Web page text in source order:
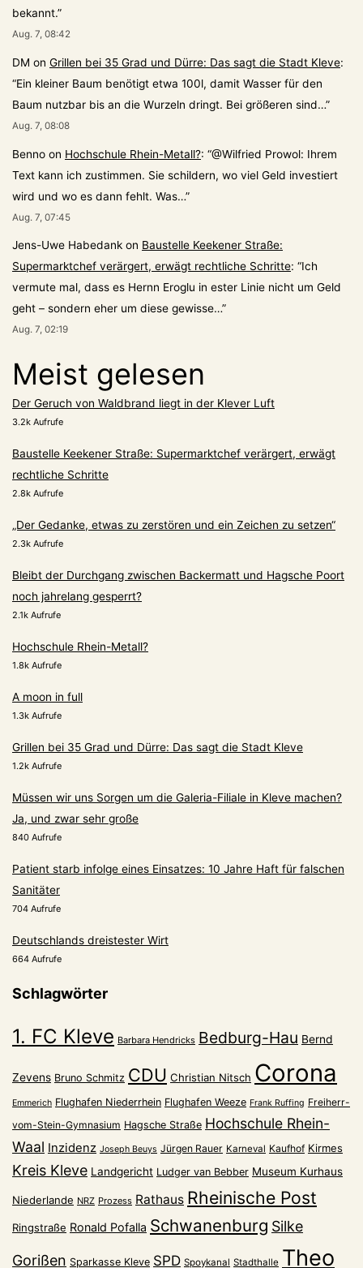
bekannt.”
Aug. 7, 08:42
DM on Grillen bei 35 Grad und Dürre: Das sagt die Stadt Kleve:
“Ein kleiner Baum benötigt etwa 100l, damit Wasser für den
Baum nutzbar bis an die Wurzeln dringt. Bei größeren sind…”
Aug. 7, 08:08
Benno on Hochschule Rhein-Metall?: “@Wilfried Prowol: Ihrem
Text kann ich zustimmen. Sie schildern, wo viel Geld investiert
wird und wo es dann fehlt. Was…”
Aug. 7, 07:45
Jens-Uwe Habedank on Baustelle Keekener Straße:
Supermarktchef verärgert, erwägt rechtliche Schritte: “Ich
vermute mal, dass es Hernn Eroglu in ester Linie nicht um Geld
geht – sondern eher um diese gewisse…”
Aug. 7, 02:19
Meist gelesen
Der Geruch von Waldbrand liegt in der Klever Luft
3.2k Aufrufe
Baustelle Keekener Straße: Supermarktchef verärgert, erwägt
rechtliche Schritte
2.8k Aufrufe
„Der Gedanke, etwas zu zerstören und ein Zeichen zu setzen“
2.3k Aufrufe
Bleibt der Durchgang zwischen Backermatt und Hagsche Poort
noch jahrelang gesperrt?
2.1k Aufrufe
Hochschule Rhein-Metall?
1.8k Aufrufe
A moon in full
1.3k Aufrufe
Grillen bei 35 Grad und Dürre: Das sagt die Stadt Kleve
1.2k Aufrufe
Müssen wir uns Sorgen um die Galeria-Filiale in Kleve machen?
Ja, und zwar sehr große
840 Aufrufe
Patient starb infolge eines Einsatzes: 10 Jahre Haft für falschen
Sanitäter
704 Aufrufe
Deutschlands dreistester Wirt
664 Aufrufe
Schlagwörter
1. FC Kleve Barbara Hendricks Bedburg-Hau Bernd
Zevens Bruno Schmitz CDU Christian Nitsch Corona
Emmerich Flughafen Niederrhein Flughafen Weeze Frank Ruffing Freiherr-
vom-Stein-Gymnasium Hagsche Straße Hochschule Rhein-
Waal Inzidenz Joseph Beuys Jürgen Rauer Karneval Kaufhof Kirmes
Kreis Kleve Landgericht Ludger van Bebber Museum Kurhaus
Niederlande NRZ Prozess Rathaus Rheinische Post
Ringstraße Ronald Pofalla Schwanenburg Silke
Gorißen Sparkasse Kleve SPD Spoykanal Stadthalle Theo